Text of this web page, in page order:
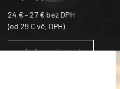
24 € – 27 € bez DPH
(od 29 € vč. DPH)
VÝBĚR MOŽNOSTÍ